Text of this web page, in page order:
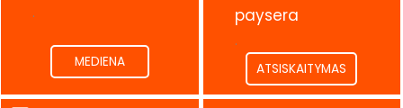
.
MEDIENA
paysera
.
ATSISKAITYMAS